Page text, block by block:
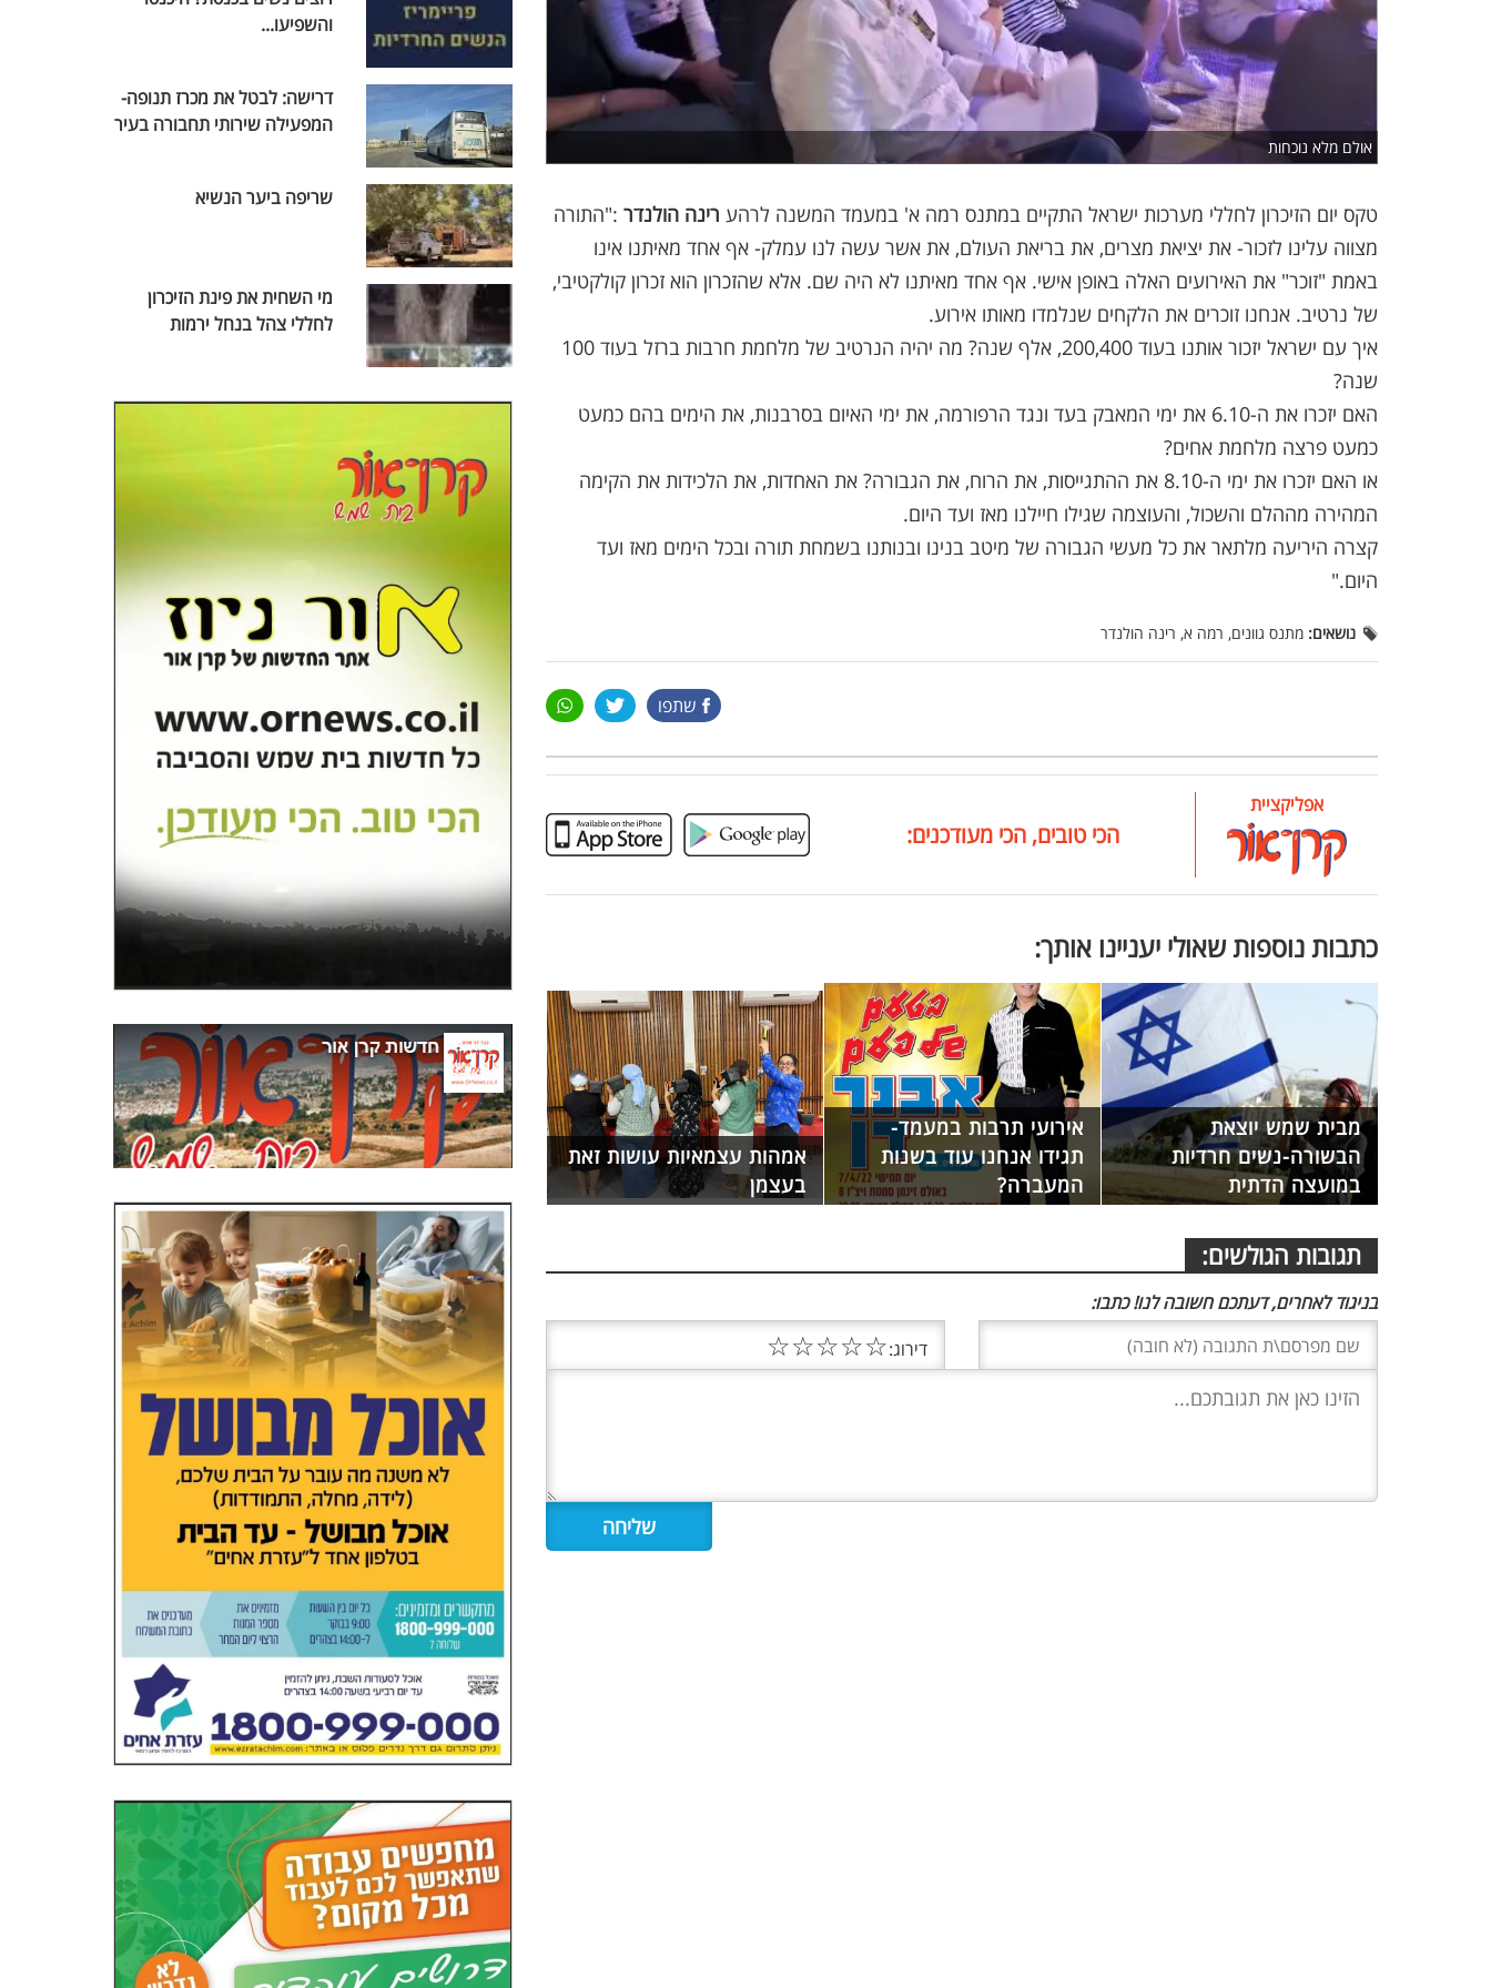
אולם מלא נוכחות
טקס יום הזיכרון לחללי מערכות ישראל התקיים במתנס רמה א' במעמד המשנה לרהע רינה הולנדר :"התורה
מצווה עלינו לזכור- את יציאת מצרים, את בריאת העולם, את אשר עשה לנו עמלק- אף אחד מאיתנו אינו
באמת "זוכר" את האירועים האלה באופן אישי. אף אחד מאיתנו לא היה שם. אלא שהזכרון הוא זכרון קולקטיבי,
של נרטיב. אנחנו זוכרים את הלקחים שנלמדו מאותו אירוע.
איך עם ישראל יזכור אותנו בעוד 200,400, אלף שנה? מה יהיה הנרטיב של מלחמת חרבות ברזל בעוד 100
שנה?
האם יזכרו את ה-6.10 את ימי המאבק בעד ונגד הרפורמה, את ימי האיום בסרבנות, את הימים בהם כמעט
כמעט פרצה מלחמת אחים?
או האם יזכרו את ימי ה-8.10 את ההתגייסות, את הרוח, את הגבורה? את האחדות, את הלכידות את הקימה
המהירה מההלם והשכול, והעוצמה שגילו חיילנו מאז ועד היום.
קצרה היריעה מלתאר את כל מעשי הגבורה של מיטב בנינו ובנותנו בשמחת תורה ובכל הימים מאז ועד
היום."
נושאים: מתנס גוונים, רמה א, רינה הולנדר
שתפו
אפליקציית
הכי טובים, הכי מעודכנים:
כתבות נוספות שאולי יעניינו אותך:
מבית שמש יוצאת
הבשורה-נשים חרדיות
במועצה הדתית
אירועי תרבות במעמד-
תגידו אנחנו עוד בשנות
המעברה?
אמהות עצמאיות עושות זאת
בעצמן
תגובות הגולשים:
בניגוד לאחרים, דעתכם חשובה לנו! כתבו:
דירוג:☆
☆
☆
☆
☆
והשפיעו...
דרישה: לבטל את מכרז תנופה-
המפעילה שירותי תחבורה בעיר
שריפה ביער הנשיא
מי השחית את פינת הזיכרון
לחללי צהל בנחל ירמות